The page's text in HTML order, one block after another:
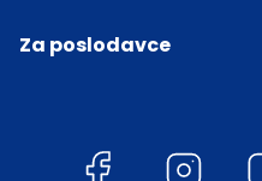
Za poslodavce